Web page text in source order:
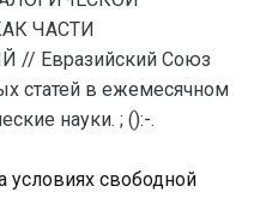
ЧАСТИ
Евразийский Союз
статей в ежемесячном
науки. ; ():-.
условиях свободной